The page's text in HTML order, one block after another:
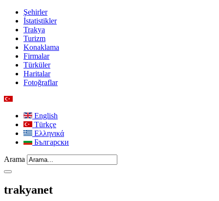
Şehirler
İstatistikler
Trakya
Turizm
Konaklama
Firmalar
Türküler
Haritalar
Fotoğraflar
English
Türkçe
Ελληνικά
Български
Arama
trakyanet